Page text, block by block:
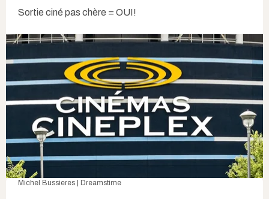
Sortie ciné pas chère = OUI!
Michel Bussieres | Dreamstime